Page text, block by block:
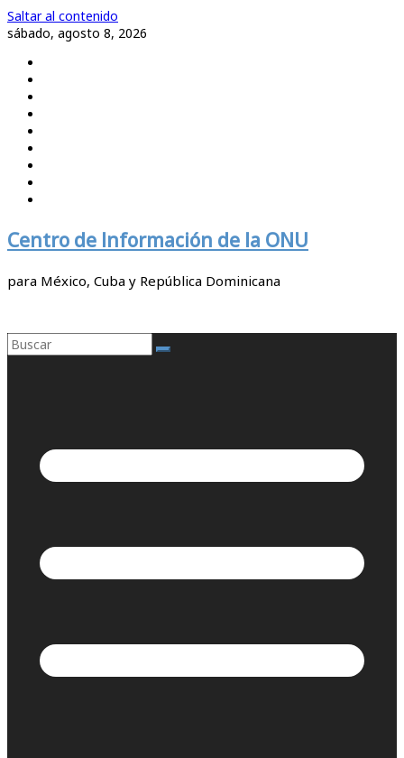
Saltar al contenido
sábado, agosto 8, 2026
Centro de Información de la ONU
para México, Cuba y República Dominicana